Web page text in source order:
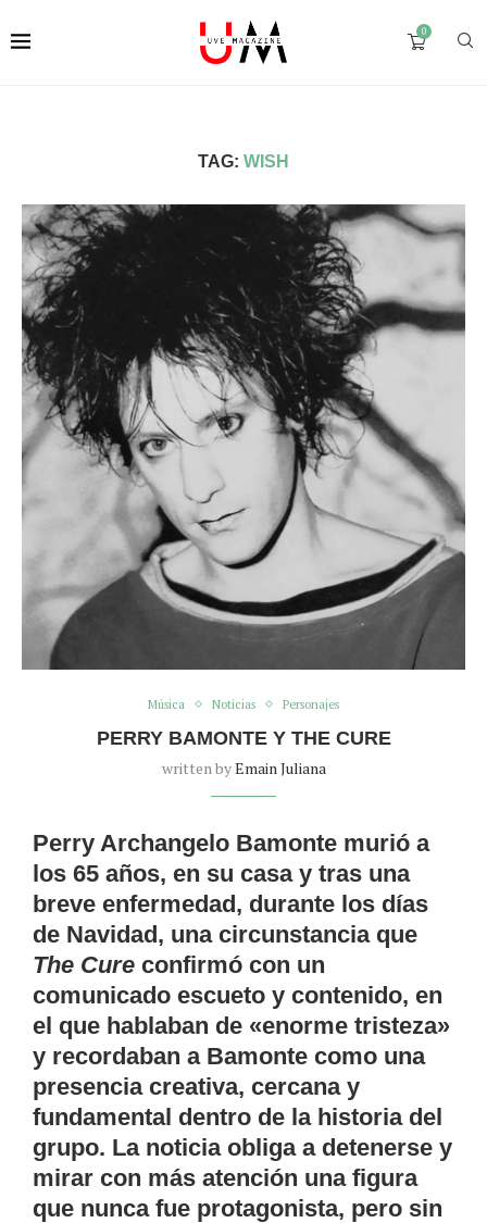
0
TAG: WISH
Música Noticias Personajes
PERRY BAMONTE Y THE CURE
written byEmain Juliana
Perry Archangelo Bamonte murió a
los 65 años, en su casa y tras una
breve enfermedad, durante los días
de Navidad, una circunstancia que
The Cure confirmó con un
comunicado escueto y contenido, en
el que hablaban de «enorme tristeza»
y recordaban a Bamonte como una
presencia creativa, cercana y
fundamental dentro de la historia del
grupo. La noticia obliga a detenerse y
mirar con más atención una figura
que nunca fue protagonista, pero sin